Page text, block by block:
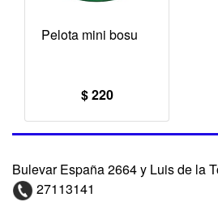
Pelota mini bosu
$ 220
Bulevar España 2664 y Luis de la
27113141